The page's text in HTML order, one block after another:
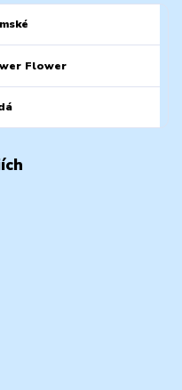
Flower